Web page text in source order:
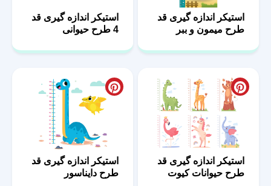
استیکر اندازه گیری قد
طرح میمون و ببر
استیکر اندازه گیری قد
4 طرح حیوانی
استیکر اندازه گیری قد
طرح حیوانات کیوت
استیکر اندازه گیری قد
طرح دایناسور